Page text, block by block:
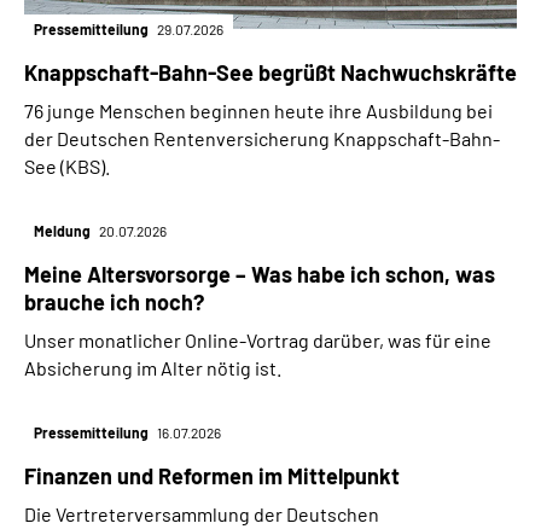
Pressemitteilung 29.07.2026
Knappschaft-Bahn-See begrüßt Nachwuchskräfte
76 junge Menschen beginnen heute ihre Ausbildung bei
der Deutschen Rentenversicherung Knappschaft-Bahn-
See (KBS).
Meldung 20.07.2026
Meine Altersvorsorge – Was habe ich schon, was
brauche ich noch?
Unser monatlicher Online-Vortrag darüber, was für eine
Absicherung im Alter nötig ist.
Pressemitteilung 16.07.2026
Finanzen und Reformen im Mittelpunkt
Die Vertreterversammlung der Deutschen